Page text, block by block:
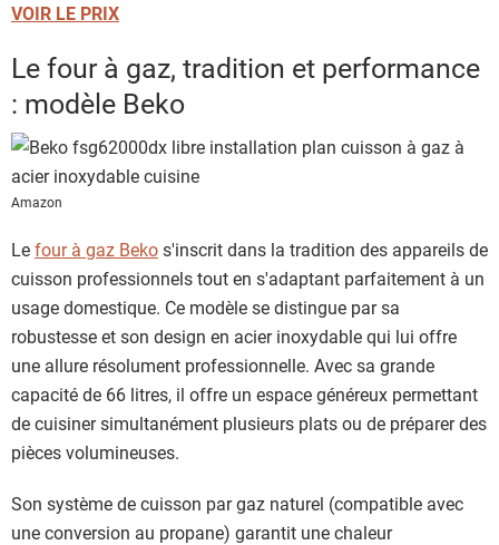
VOIR LE PRIX
Le four à gaz, tradition et performance
: modèle Beko
Amazon
Lefour à gaz Bekos'inscrit dans la tradition des appareils de
cuisson professionnels tout en s'adaptant parfaitement à un
usage domestique. Ce modèle se distingue par sa
robustesse et son design en acier inoxydable qui lui offre
une allure résolument professionnelle. Avec sa grande
capacité de 66 litres, il offre un espace généreux permettant
de cuisiner simultanément plusieurs plats ou de préparer des
pièces volumineuses.
Son système de cuisson par gaz naturel (compatible avec
une conversion au propane) garantit une chaleur